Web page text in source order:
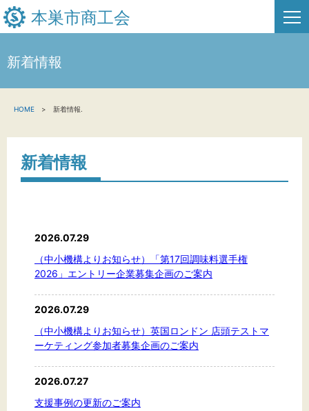
本巣市商工会
関係機関の方へ
標準 拡大
新着情報
HOME 新着情報.
新着情報
2026.07.29
（中小機構よりお知らせ）「第17回調味料選手権
2026」エントリー企業募集企画のご案内
2026.07.29
（中小機構よりお知らせ）英国ロンドン 店頭テストマ
ーケティング参加者募集企画のご案内
2026.07.27
支援事例の更新のご案内